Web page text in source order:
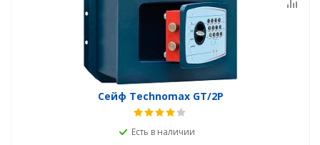
Сейф Technomax GT/2P
Есть в наличии